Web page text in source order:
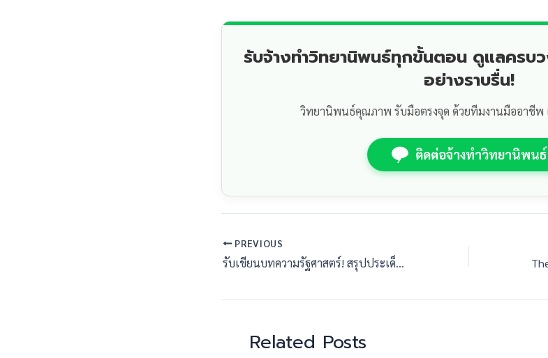
รับจ้างทำวิทยานิพนธ์ทุกขั้นตอน ดูแลครบ
อย่างราบรื่น!
วิทยานิพนธ์คุณภาพ รับมือตรงจุด ด้วยทีมงานมืออาชีพ
ติดต่อจ้างทำวิทยานิพนธ์
PREVIOUS
รับเขียนบทความรัฐศาสตร์! สรุปประเด็นการเมืองและการปกครองให้เฉียบคมระดับชาติ
Related Posts